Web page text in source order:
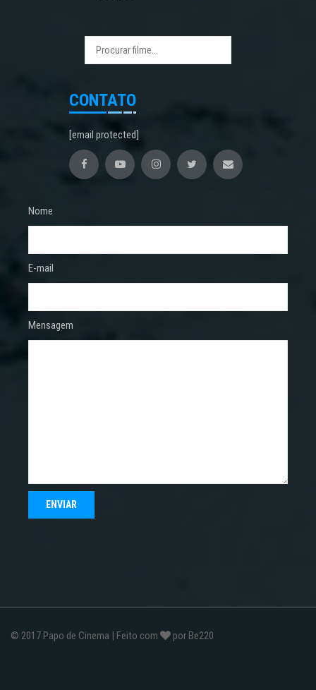
CONTATO
[email protected]
Nome
E-mail
Mensagem
© 2017 Papo de Cinema | Feito com por Be220